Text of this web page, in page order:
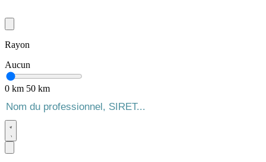
Rayon
Aucun
0 km 50 km